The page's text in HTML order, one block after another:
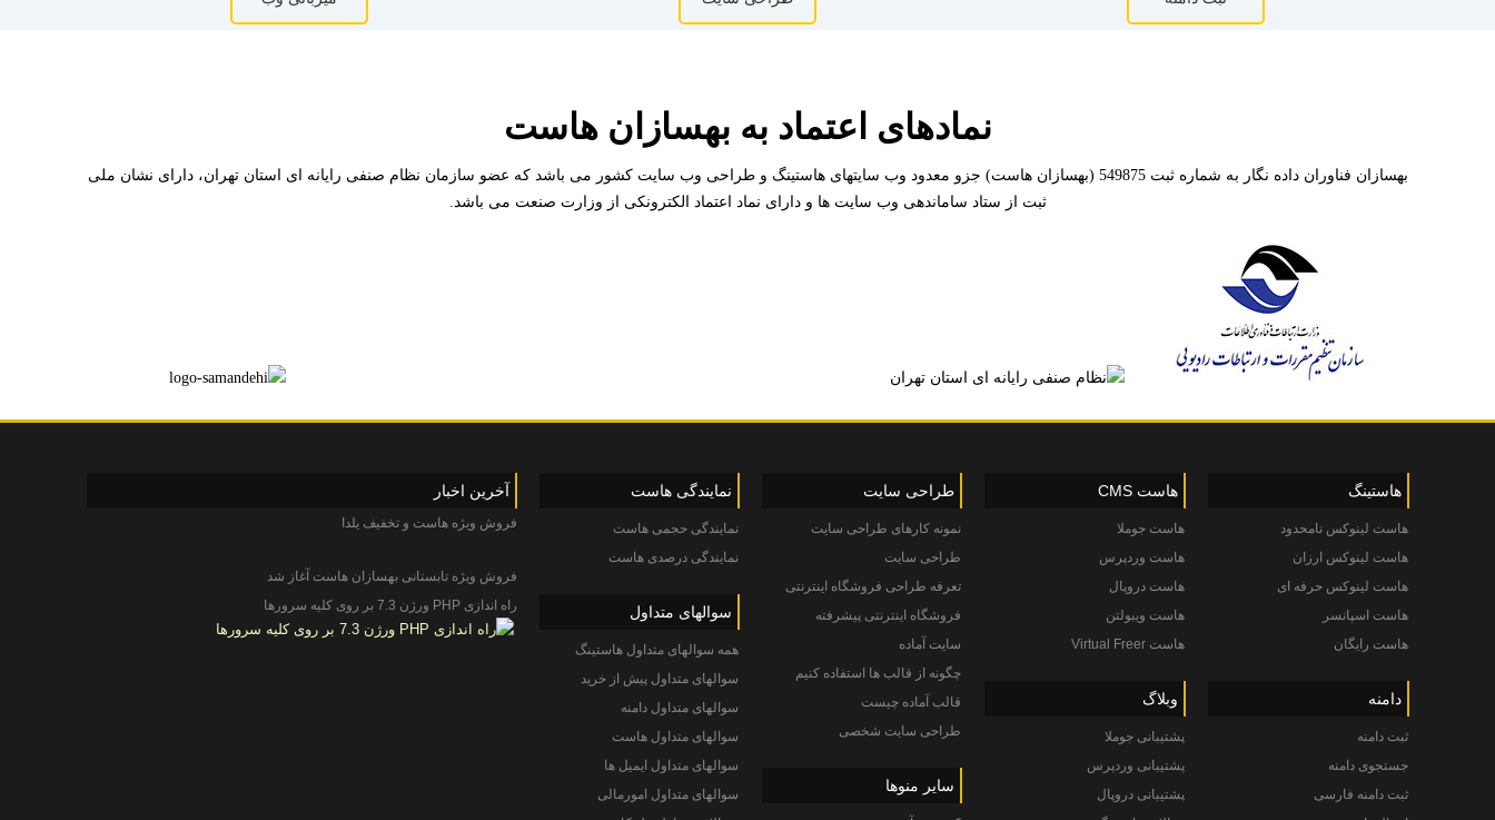
نمادهای اعتماد به بهسازان هاست
بهسازان فناوران داده نگار به شماره ثبت 549875 (بهسازان هاست) جزو معدود وب سایتهای هاستینگ و طراحی وب سایت کشور می باشد که عضو سازمان نظام صنفی رایانه ای استان تهران، دارای نشان ملی
ثبت از ستاد ساماندهی وب سایت ها و دارای نماد اعتماد الکترونکی از وزارت صنعت می باشد.
هاستینگ
هاست لینوکس نامحدود
هاست لینوکس ارزان
هاست لینوکس حرفه ای
هاست اسپانسر
هاست رایگان
دامنه
ثبت دامنه
جستجوی دامنه
ثبت دامنه فارسی
هاست CMS
هاست جوملا
هاست وردپرس
هاست دروپال
هاست ویبولتن
هاست Virtual Freer
وبلاگ
پشتیبانی جوملا
پشتیبانی وردپرس
پشتیبانی دروپال
طراحی سایت
نمونه کارهای طراحی سایت
طراحی سایت
تعرفه طراحی فروشگاه اینترنتی
فروشگاه اینترنتی پیشرفته
سایت آماده
چگونه از قالب ها استفاده کنیم
قالب آماده چیست
طراحی سایت شخصی
سایر منوها
نمایندگی هاست
نمایندگی حجمی هاست
نمایندگی درصدی هاست
سوالهای متداول
همه سوالهای متداول هاستینگ
سوالهای متداول پیش از خرید
سوالهای متداول دامنه
سوالهای متداول هاست
سوالهای متداول ایمیل ها
سوالهای متداول امورمالی
آخرین اخبار
فروش ویژه هاست و تخفیف یلدا
فروش ویژه تابستانی بهسازان هاست آغاز شد
راه اندازی PHP ورژن 7.3 بر روی کلیه سرورها